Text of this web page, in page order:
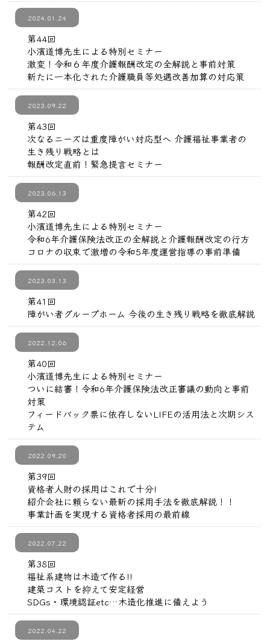
2024.01.24
第44回
小濱道博先生による特別セミナー
激変！令和６年度介護報酬改定の全解説と事前対策
新たに一本化された介護職員等処遇改善加算の対応策
2023.09.22
第43回
次なるニーズは重度障がい対応型へ 介護福祉事業者の
生き残り戦略とは
報酬改定直前！緊急提言セミナー
2023.06.13
第42回
小濱道博先生による特別セミナー
令和6年介護保険法改正の全解説と介護報酬改定の行方
コロナの収束で激増の令和5年度運営指導の事前準備
2023.03.13
第41回
障がい者グループホーム 今後の生き残り戦略を徹底解説
2022.12.06
第40回
小濱道博先生による特別セミナー
ついに結審！令和6年介護保険法改正審議の動向と事前
対策
フィードバック票に依存しないLIFEの活用法と次期シス
テム
2022.09.20
第39回
資格者人財の採用はこれで十分!
紹介会社に頼らない最新の採用手法を徹底解説！！
事業計画を実現する資格者採用の最前線
2022.07.22
第38回
福祉系建物は木造で作る!!
建築コストを抑えて安定経営
SDGs・環境認証etc…木造化推進に備えよう
2022.04.22